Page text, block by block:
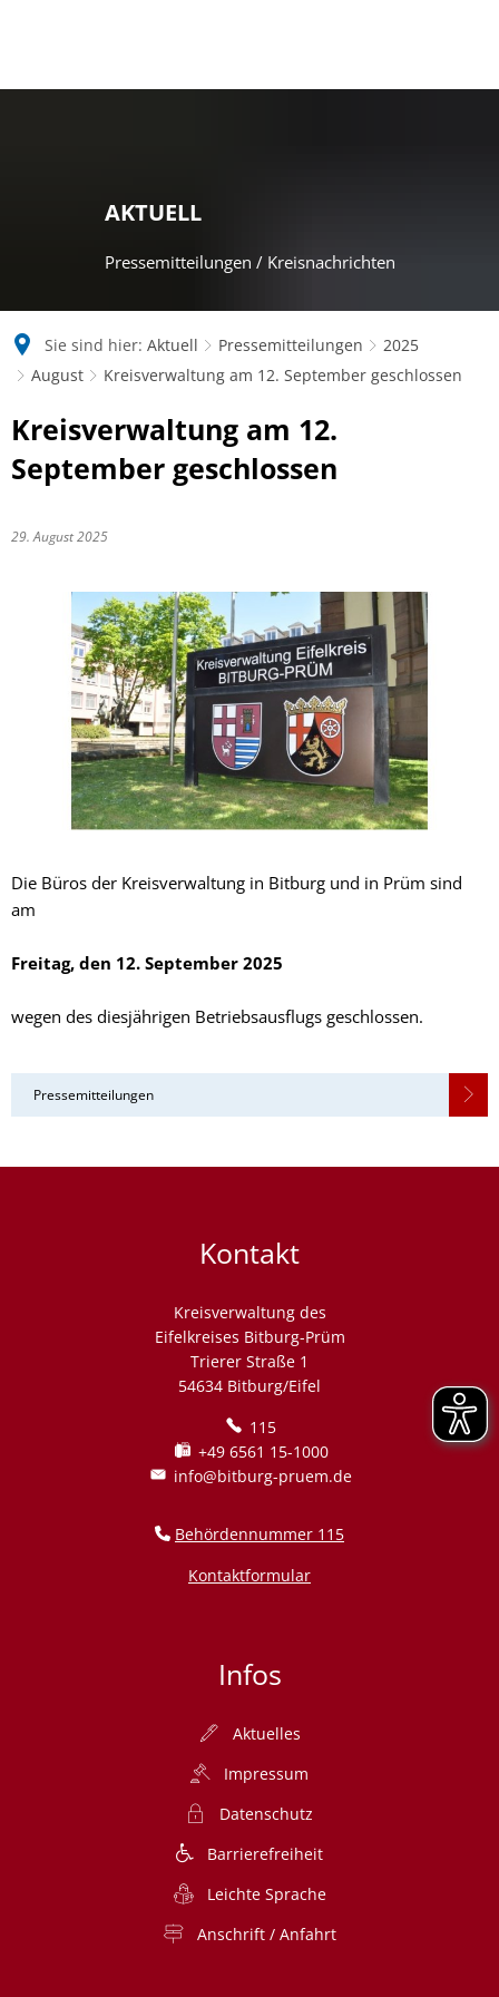
AKTUELL
Pressemitteilungen / Kreisnachrichten
Sie sind hier: Aktuell Pressemitteilungen
2025
August
Kreisverwaltung am 12. September geschlossen
Kreisverwaltung am 12.
September geschlossen
29. August 2025
Die Büros der Kreisverwaltung in Bitburg und in Prüm sind
am
Freitag, den 12. September 2025
wegen des diesjährigen Betriebsausflugs geschlossen.
Pressemitteilungen
Kontakt
Kreisverwaltung des
Eifelkreises Bitburg-Prüm
Trierer Straße 1
54634 Bitburg/Eifel
115
+49 6561 15-1000
info@bitburg-pruem.de
Behördennummer 115
Kontaktformular
Infos
Aktuelles
Impressum
Datenschutz
Barrierefreiheit
Leichte Sprache
Anschrift / Anfahrt